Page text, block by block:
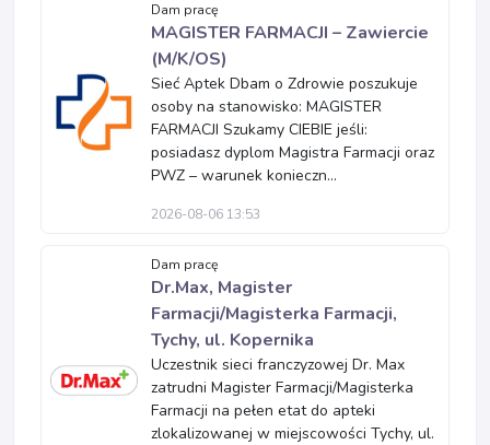
Dam pracę
MAGISTER FARMACJI – Zawiercie
(M/K/OS)
Sieć Aptek Dbam o Zdrowie poszukuje
osoby na stanowisko: MAGISTER
FARMACJI Szukamy CIEBIE jeśli:
posiadasz dyplom Magistra Farmacji oraz
PWZ – warunek konieczn...
2026-08-06 13:53
Dam pracę
Dr.Max, Magister
Farmacji/Magisterka Farmacji,
Tychy, ul. Kopernika
Uczestnik sieci franczyzowej Dr. Max
zatrudni Magister Farmacji/Magisterka
Farmacji na pełen etat do apteki
zlokalizowanej w miejscowości Tychy, ul.